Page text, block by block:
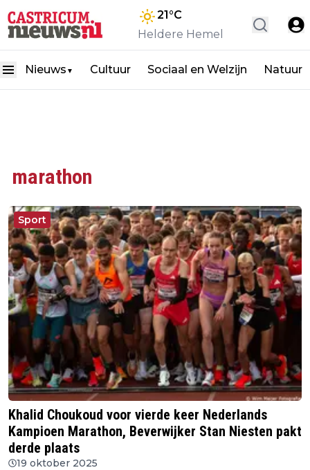
21°C
Heldere Hemel
Nieuws ▼ Cultuur Sociaal en Welzijn Natuur
marathon
Sport
Khalid Choukoud voor vierde keer Nederlands
Kampioen Marathon, Beverwijker Stan Niesten pakt
derde plaats
19 oktober 2025